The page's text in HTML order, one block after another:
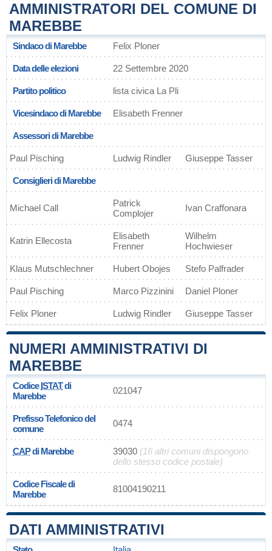
AMMINISTRATORI DEL COMUNE DI
MAREBBE
Sindaco di Marebbe Felix Ploner
Data delle elezioni 22 Settembre 2020
Partito politico lista civica La Pli
Vicesindaco di Marebbe Elisabeth Frenner
Assessori di Marebbe
Paul Pisching Ludwig Rindler Giuseppe Tasser
Consiglieri di Marebbe
Michael Call
Patrick
Complojer
Ivan Craffonara
Katrin Ellecosta
Elisabeth
Frenner
Wilhelm
Hochwieser
Klaus Mutschlechner Hubert Obojes Stefo Palfrader
Paul Pisching Marco Pizzinini Daniel Ploner
Felix Ploner Ludwig Rindler Giuseppe Tasser
NUMERI AMMINISTRATIVI DI
MAREBBE
CodiceISTATdi
Marebbe
021047
Prefisso Telefonico del
comune
0474
CAPdi Marebbe 39030 (16 altri comuni dispongono
dello stesso codice postale)
Codice Fiscale di
Marebbe
81004190211
DATI AMMINISTRATIVI